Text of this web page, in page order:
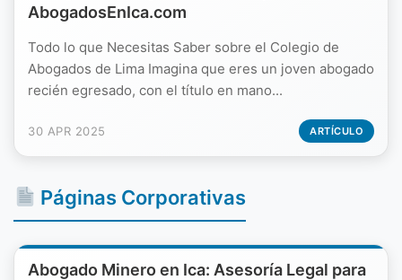
AbogadosEnIca.com
Todo lo que Necesitas Saber sobre el Colegio de
Abogados de Lima Imagina que eres un joven abogado
recién egresado, con el título en mano...
30 APR 2025 ARTÍCULO
Páginas Corporativas
Abogado Minero en Ica: Asesoría Legal para